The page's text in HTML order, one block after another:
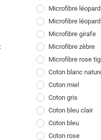
Microfibre léopard
Microfibre
Microfibre girafe
Microfibre zèbre
Microfibre rose
Coton blanc
Coton miel
Coton gris
Coton bleu clair
Coton bleu
Coton rose